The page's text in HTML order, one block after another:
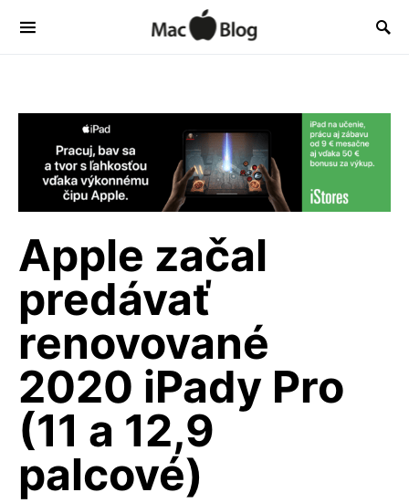
Apple začal
predávať
renovované
2020 iPady Pro
(11 a 12,9
palcové)